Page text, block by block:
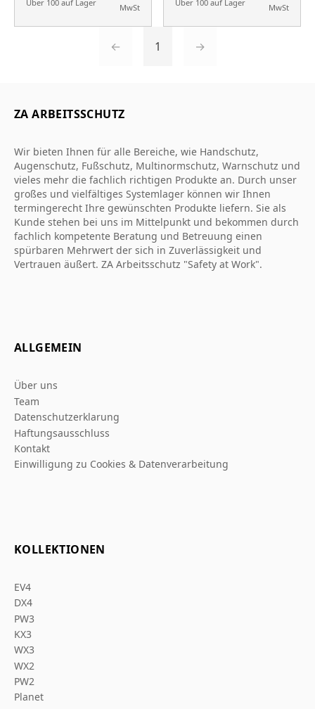
Über 100 auf Lager
MwSt
Über 100 auf Lager
MwSt
← 1 →
ZA ARBEITSSCHUTZ
Wir bieten Ihnen für alle Bereiche, wie Handschutz,
Augenschutz, Fußschutz, Multinormschutz, Warnschutz und
vieles mehr die fachlich richtigen Produkte an. Durch unser
großes und vielfältiges Systemlager können wir Ihnen
termingerecht Ihre gewünschten Produkte liefern. Sie als
Kunde stehen bei uns im Mittelpunkt und bekommen durch
fachlich kompetente Beratung und Betreuung einen
spürbaren Mehrwert der sich in Zuverlässigkeit und
Vertrauen äußert. ZA Arbeitsschutz "Safety at Work".
ALLGEMEIN
Über uns
Team
Datenschutzerklarung
Haftungsausschluss
Kontakt
Einwilligung zu Cookies & Datenverarbeitung
KOLLEKTIONEN
EV4
DX4
PW3
KX3
WX3
WX2
PW2
Planet